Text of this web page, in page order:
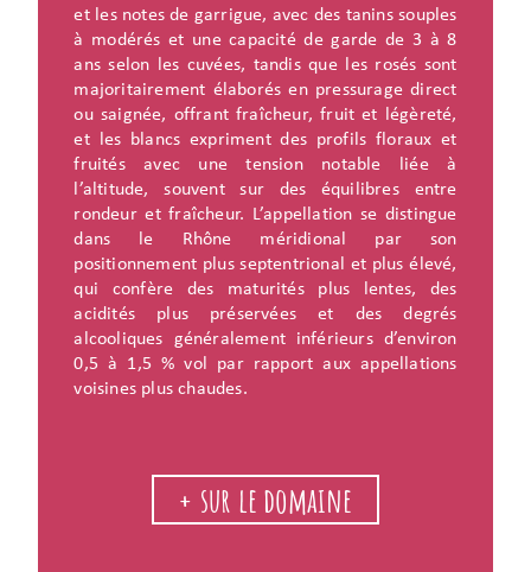
et les notes de garrigue, avec des tanins souples
à modérés et une capacité de garde de 3 à 8
ans selon les cuvées, tandis que les rosés sont
majoritairement élaborés en pressurage direct
ou saignée, offrant fraîcheur, fruit et légèreté,
et les blancs expriment des profils floraux et
fruités avec une tension notable liée à
l’altitude, souvent sur des équilibres entre
rondeur et fraîcheur. L’appellation se distingue
dans le Rhône méridional par son
positionnement plus septentrional et plus élevé,
qui confère des maturités plus lentes, des
acidités plus préservées et des degrés
alcooliques généralement inférieurs d’environ
0,5 à 1,5 % vol par rapport aux appellations
voisines plus chaudes.
+ sur le domaine